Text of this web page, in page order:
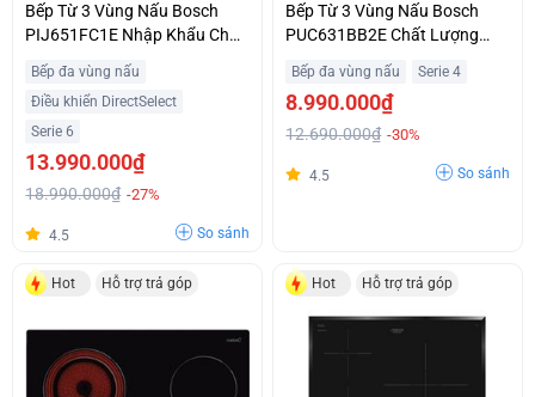
Bếp Từ 3 Vùng Nấu Bosch
PIJ651FC1E Nhập Khẩu Châu
Bếp đa vùng nấu
Điều khiển DirectSelect
Serie 6
13.990.000₫
18.990.000₫ -27%
4.5 So sánh
Bếp Từ 3 Vùng Nấu Bosch
PUC631BB2E Chất Lượng
Bếp đa vùng nấu Serie 4
8.990.000₫
12.690.000₫ -30%
4.5 So sánh
Hot Hỗ trợ trả góp Hot Hỗ trợ trả góp